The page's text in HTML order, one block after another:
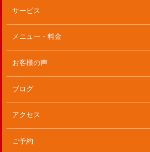
サービス
メニュー・料金
お客様の声
ブログ
アクセス
ご予約